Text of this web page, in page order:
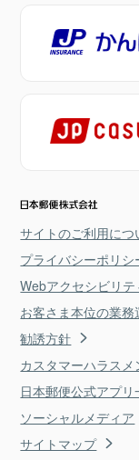
サイトのご利用につ
プライバシーポリシ
Webアクセシビリ
お客さま本位の業
勧誘方針
カスタマーハラス
日本郵便公式アプリ
ソーシャルメディア
サイトマップ